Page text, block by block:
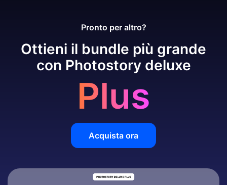
Pronto per altro?
Plus
Ottieni il bundle più grande
con Photostory deluxe
Acquista ora